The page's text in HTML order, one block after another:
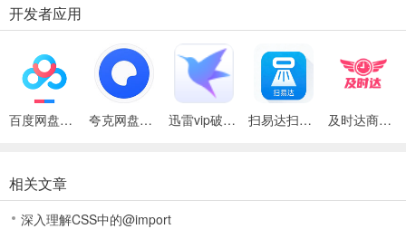
元玩法，随时体验!
3、该游戏支持超多热门的玩法，目前流行的都有得晚，游戏体验非常
的好
4、赛事全局录像，防作弊防外挂一应俱全。
6、体验只需简单几步就能加入这场游戏盛宴，完成体验即可一键登
录，操作其实很简单。
开发者应用
百度网盘绿色免安装Pc电脑版 夸克网盘官方正式版 迅雷vip破解版永久会员2024版 扫易达扫描仪最新安卓版 及时达商家(同城配送App)
相关文章
深入理解CSS中的@import